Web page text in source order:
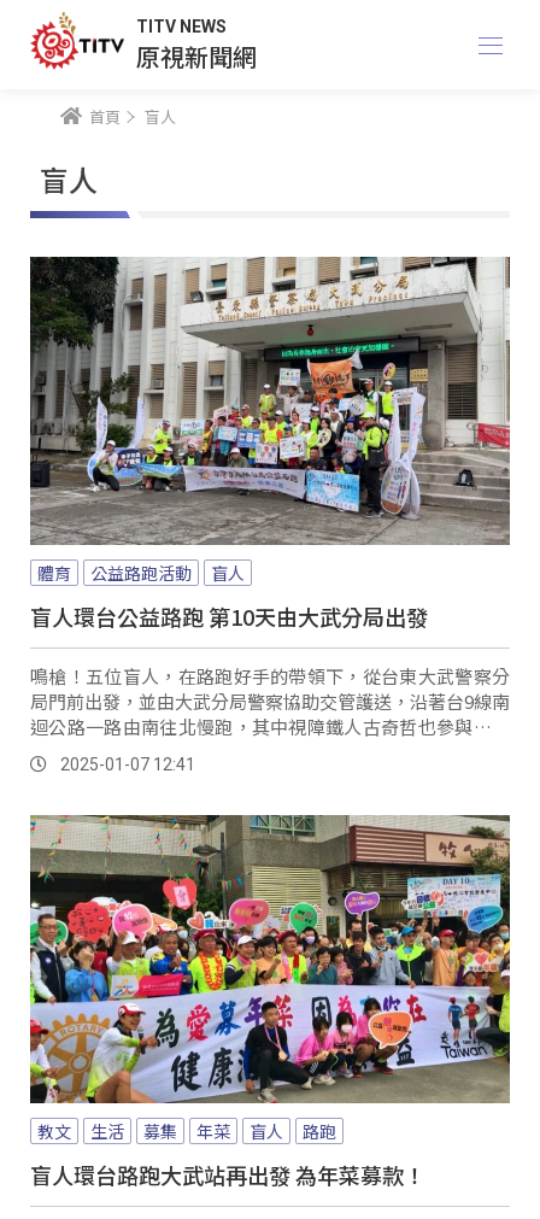
TITV NEWS
原視新聞網
首頁 盲人
盲人
體育 公益路跑活動 盲人
盲人環台公益路跑 第10天由大武分局出發
鳴槍！五位盲人，在路跑好手的帶領下，從台東大武警察分
局門前出發，並由大武分局警察協助交管護送，沿著台9線南
迴公路一路由南往北慢跑，其中視障鐵人古奇哲也參與這次
公益路跑活動，而阿美族的馬拉松好手，也在這場擔任其中
一位盲人陪跑員。
2025-01-07 12:41
教文 生活 募集 年菜 盲人 路跑
盲人環台路跑大武站再出發 為年菜募款！